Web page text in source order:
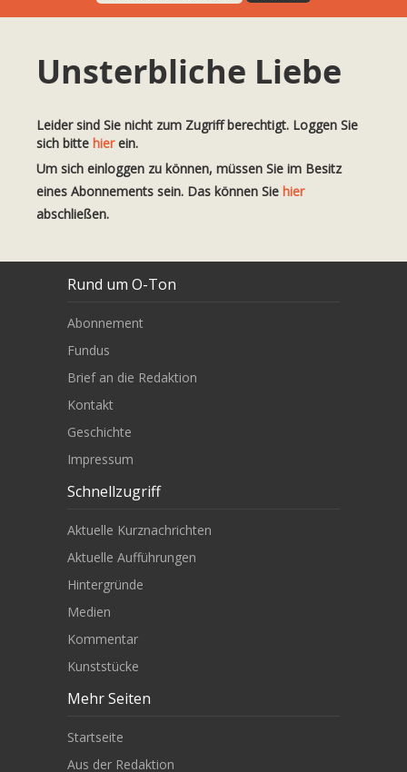
Unsterbliche Liebe
Leider sind Sie nicht zum Zugriff berechtigt. Loggen Sie
sich bitte hierein.
Um sich einloggen zu können, müssen Sie im Besitz
eines Abonnements sein. Das können Sie hier
abschließen.
Rund um O-Ton
Abonnement
Fundus
Brief an die Redaktion
Kontakt
Geschichte
Impressum
Schnellzugriff
Aktuelle Kurznachrichten
Aktuelle Aufführungen
Hintergründe
Medien
Kommentar
Kunststücke
Mehr Seiten
Startseite
Aus der Redaktion